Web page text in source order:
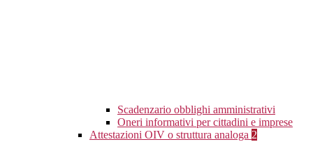
Scadenzario obblighi amministrativi
Oneri informativi per cittadini e imprese
Attestazioni OIV o struttura analoga 2